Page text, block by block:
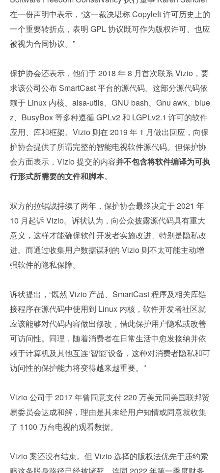
在一份声明中表示，“这一裁决堪称 Copyleft 许可历史上的
一个重要转折点，表明 GPL 协议既可作为版权许可、也应
被视为合同协议。”
保护协会还表示，他们于 2018 年 8 月首次联系 Vizio，要
求该公司公布 SmartCast 平台的源代码。这部分源代码依
赖于 Linux 内核、alsa-utils、GNU bash、Gnu awk、blue
z、BusyBox 等多种遵循 GPLv2 和 LGPLv2.1 许可的软件
应用、库和框架。Vizio 则在 2019 年 1 月做出回应，向保
护协会提供了所谓完整的智能电视软件源代码。但保护协
会方面表示，Vizio 提交的内容并不包含将软件编译为可执
行形式所需要的文件和脚本。
双方的拉锯战持续了两年，保护协会最终决定于 2021 年
10 月起诉 Vizio。诉状认为，向公众披露源代码具有重大
意义，这样才能确保软件开发者实施改进、特别是隐私改
进。而通过收集用户数据谋利的 Vizio 则不太可能主动增
强软件的隐私保障。
诉状提出，“既然 Vizio 产品、SmartCast 程序及相关库链
接程序在源代码中使用到 Linux 内核，软件开发者社区就
应该能够对代码内容做出修改，借此保护用户隐私或改善
可访问性。同理，随着消费者在日常生活中愈发接纳并依
赖于计算机及其他互连‘智能’设备，这种对消费者隐私和可
访问性的保护能力将变得越来越重要。”
Vizio 公司于 2017 年曾同意支付 220 万美元同美国联邦贸
易委员会达成和解，理由是其未经用户知情或同意就收集
了 1100 万台电视的观看数据。
Vizio 案还没有结束。但 Vizio 选择的版权法优先于违约索